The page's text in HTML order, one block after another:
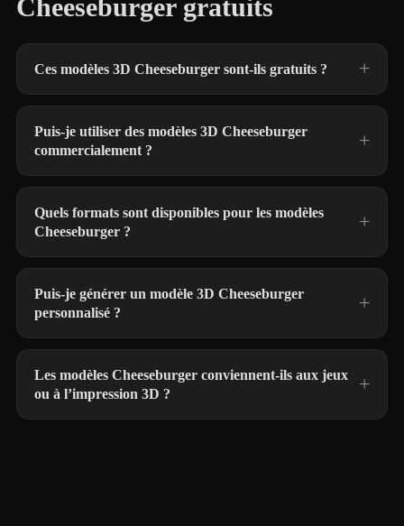
Cheeseburger gratuits
Ces modèles 3D Cheeseburger sont-ils gratuits ?
Puis-je utiliser des modèles 3D Cheeseburger
commercialement ?
Quels formats sont disponibles pour les modèles
Cheeseburger ?
Puis-je générer un modèle 3D Cheeseburger
personnalisé ?
Les modèles Cheeseburger conviennent-ils aux jeux
ou à l’impression 3D ?